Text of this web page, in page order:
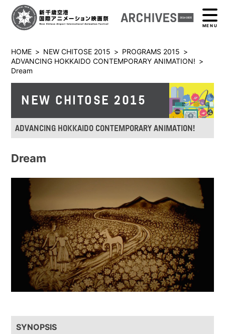
MENU
HOME > NEW CHITOSE 2015 > PROGRAMS 2015 >
ADVANCING HOKKAIDO CONTEMPORARY ANIMATION! >
Dream
NEW CHITOSE 2015
ADVANCING HOKKAIDO CONTEMPORARY ANIMATION!
Dream
SYNOPSIS